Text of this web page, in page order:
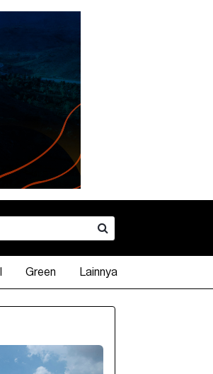
Green Lainnya